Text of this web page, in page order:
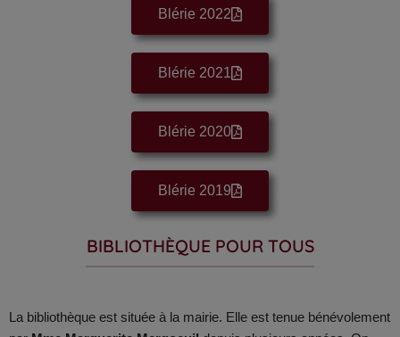
Blérie 2022
Blérie 2021
Blérie 2020
Blérie 2019
BIBLIOTHÈQUE POUR TOUS
La bibliothèque est située à la mairie. Elle est tenue bénévolement